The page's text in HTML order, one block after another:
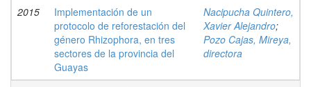
2015
Implementación de un
protocolo de reforestación del
género Rhizophora, en tres
sectores de la provincia del
Guayas
Nacipucha Quintero,
Xavier Alejandro;
Pozo Cajas, Mireya,
directora